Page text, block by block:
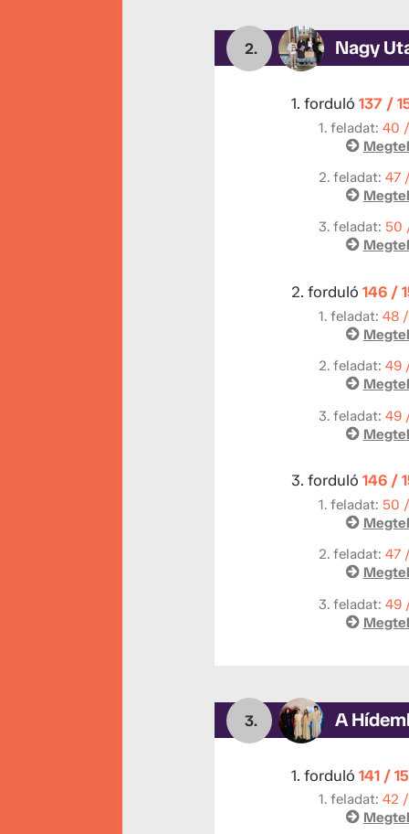
2. Nagy
1. forduló 137 /
1. feladat: 40
2. feladat: 47
3. feladat: 50
2. forduló 146 /
1. feladat: 48
2. feladat: 49
3. feladat: 49
3. forduló 146 /
1. feladat: 50
2. feladat: 47
3. feladat: 49
3. A
1. forduló 141 /
1. feladat: 42